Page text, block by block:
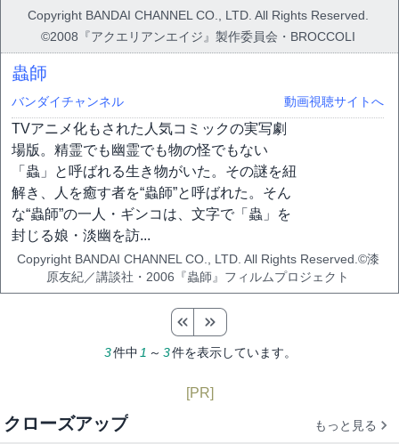
Copyright BANDAI CHANNEL CO., LTD. All Rights Reserved.
©2008『アクエリアンエイジ』製作委員会・BROCCOLI
蟲師
バンダイチャンネル 動画視聴サイトへ
TVアニメ化もされた人気コミックの実写劇
場版。精霊でも幽霊でも物の怪でもない
「蟲」と呼ばれる生き物がいた。その謎を紐
解き、人を癒す者を“蟲師”と呼ばれた。そん
な“蟲師”の一人・ギンコは、文字で「蟲」を
封じる娘・淡幽を訪...
Copyright BANDAI CHANNEL CO., LTD. All Rights Reserved.©漆
原友紀／講談社・2006『蟲師』フィルムプロジェクト
3件中 1 ～ 3件を表示しています。
[PR]
クローズアップ もっと見る